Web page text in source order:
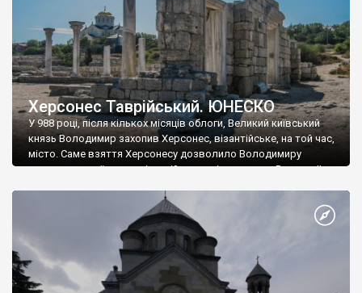
Херсонес Таврійський. ЮНЕСКО
У 988 році, після кількох місяців облоги, Великий київський
князь Володимир захопив Херсонес, візантійське, на той час,
місто. Саме взяття Херсонесу дозволило Володимиру
диктувати свої умови візантійському імператору Василю ІІ, та
Херсонесі Володимир-язичник, став Василем-християнином.
А потім було Хрещення Русі. На честь Херсонесу Таврійського